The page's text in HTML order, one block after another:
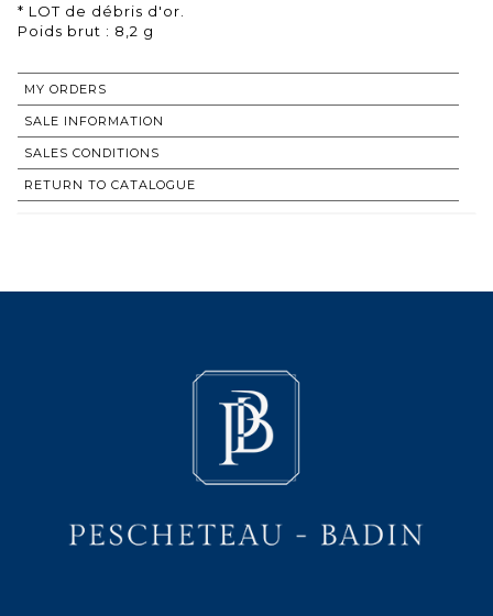
* LOT de débris d'or.
Poids brut : 8,2 g
MY ORDERS
SALE INFORMATION
SALES CONDITIONS
RETURN TO CATALOGUE